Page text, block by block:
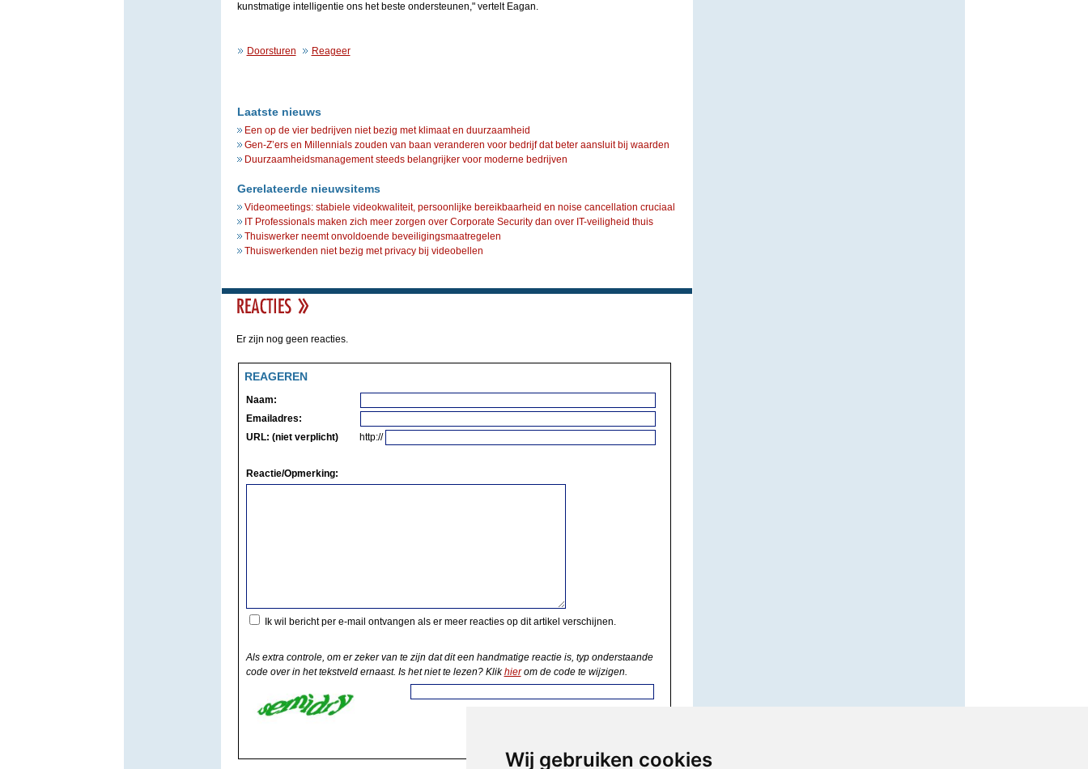
Wij gebruiken cookies
kunstmatige intelligentie ons het beste ondersteunen," vertelt Eagan.
Doorsturen Reageer
Laatste nieuws
Een op de vier bedrijven niet bezig met klimaat en duurzaamheid
Gen-Z’ers en Millennials zouden van baan veranderen voor bedrijf dat beter aansluit bij waarden
Duurzaamheidsmanagement steeds belangrijker voor moderne bedrijven
Gerelateerde nieuwsitems
Videomeetings: stabiele videokwaliteit, persoonlijke bereikbaarheid en noise cancellation cruciaal
IT Professionals maken zich meer zorgen over Corporate Security dan over IT-veiligheid thuis
Thuiswerker neemt onvoldoende beveiligingsmaatregelen
Thuiswerkenden niet bezig met privacy bij videobellen
Er zijn nog geen reacties.
REAGEREN
Naam:
Emailadres:
URL: (niet verplicht)
http://
Reactie/Opmerking:
Ik wil bericht per e-mail ontvangen als er meer reacties op dit artikel verschijnen.
Als extra controle, om er zeker van te zijn dat dit een handmatige reactie is, typ onderstaande
code over in het tekstveld ernaast. Is het niet te lezen? Klikhierom de code te wijzigen.